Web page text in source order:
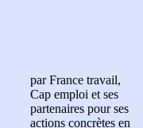
par France travail,
Cap emploi et ses
partenaires pour ses
actions concrètes en